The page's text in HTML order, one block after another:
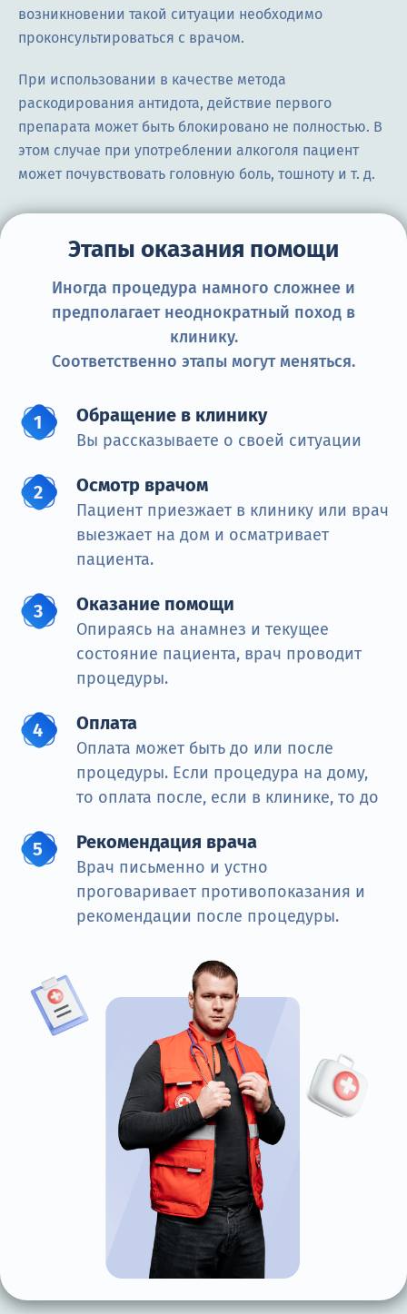
возникновении такой ситуации необходимо
проконсультироваться с врачом.
При использовании в качестве метода
раскодирования антидота, действие первого
препарата может быть блокировано не полностью. В
этом случае при употреблении алкоголя пациент
может почувствовать головную боль, тошноту и т. д.
Этапы оказания помощи
Иногда процедура намного сложнее и
предполагает неоднократный поход в
клинику.
Соответственно этапы могут меняться.
Обращение в клинику
Вы рассказываете о своей ситуации
Осмотр врачом
Пациент приезжает в клинику или врач
выезжает на дом и осматривает
пациента.
Оказание помощи
Опираясь на анамнез и текущее
состояние пациента, врач проводит
процедуры.
Оплата
Оплата может быть до или после
процедуры. Если процедура на дому,
то оплата после, если в клинике, то до
Рекомендация врача
Врач письменно и устно
проговаривает противопоказания и
рекомендации после процедуры.